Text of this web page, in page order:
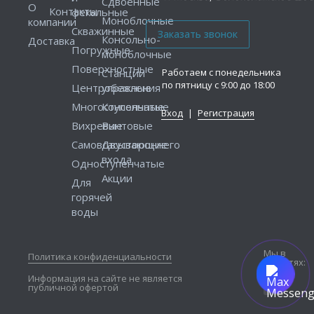
Работаем с понедельника
по пятницу с 9:00 до 18:00
Вход | Регистрация
О
компании
Доставка
Контакты
фекальные
Скважинные
Погружные
Поверхностные
Центробежные
Многоступенчатые
Вихревые
Самовсасывающие
Одноступенчатые
Для
горячей
воды
Моноблочные
Консольно-
моноблочные
Станции
управления
Консольные
Винтовые
Двустороннего
входа
Акции
Политика конфиденциальности
Информация на сайте не является
публичной офертой
Мы в
соцсетях: